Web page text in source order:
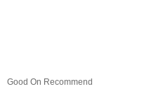
Good On Recommend